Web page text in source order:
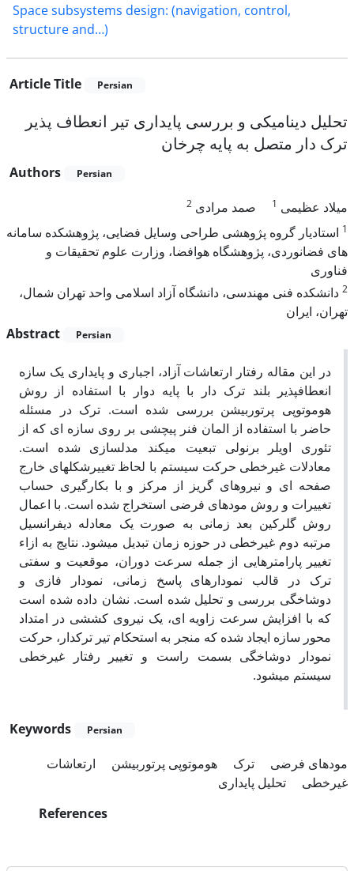
Space subsystems design: (navigation, control,
structure and…)
Article Title Persian
تحلیل دینامیکی و بررسی پایداری تیر انعطاف پذیر
ترک دار متصل به پایه چرخان
Authors Persian
میلاد عظیمی 1 صمد مرادی 2
1 استادیار گروه پژوهشی طراحی وسایل فضایی، پژوهشکده سامانه
های فضانوردی، پژوهشگاه هوافضا، وزارت علوم تحقیقات و
فناوری
2 دانشکده فنی مهندسی، دانشگاه آزاد اسلامی واحد تهران شمال،
تهران، ایران
Abstract
Persian
در این مقاله رفتار ارتعاشات آزاد، اجباری و پایداری یک سازه
انعطافپذیر بلند ترک دار با پایه دوار با استفاده از روش
هوموتوپی پرتوربیشن بررسی شده است. ترک در مسئله
حاضر با استفاده از المان فنر پیچشی بر روی سازه ای که از
تئوری اویلر برنولی تبعیت میکند مدلسازی شده است.
معادلات غیرخطی حرکت سیستم با لحاظ تغییرشکلهای خارج
صفحه ای و نیروهای گریز از مرکز و با بکارگیری حساب
تغییرات و روش مودهای فرضی استخراج شده است. با اعمال
روش گلرکین بعد زمانی به صورت یک معادله دیفرانسیل
مرتبه دوم غیرخطی در حوزه زمان تبدیل میشود. نتایج به ازاء
تغییر پارامترهایی از جمله سرعت دوران، موقعیت و سفتی
ترک در قالب نمودارهای پاسخ زمانی، نمودار فازی و
دوشاخگی بررسی و تحلیل شده است. نشان داده شده است
که با افزایش سرعت زاویه ای، یک نیروی کششی در امتداد
محور سازه ایجاد شده که منجر به استحکام تیر ترکدار، حرکت
نمودار دوشاخگی بسمت راست و تغییر رفتار غیرخطی
سیستم میشود.
Keywords Persian
مودهای فرضی ترک هوموتوپی پرتوربیشن
ارتعاشات
غیرخطی
تحلیل پایداری
References